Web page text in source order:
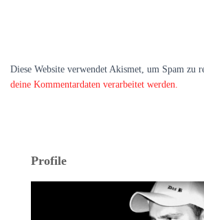
Diese Website verwendet Akismet, um Spam zu
deine Kommentardaten verarbeitet werden.
Profile